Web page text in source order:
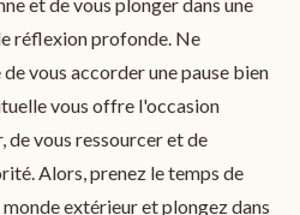
réflexion profonde. Ne
vous accorder une pause bien
vous offre l'occasion
vous ressourcer et de
Alors, prenez le temps de
extérieur et plongez dans